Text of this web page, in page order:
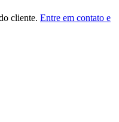
cliente. Entre em contato e